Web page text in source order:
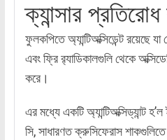
ক্যান্সার
ফুলকপিতে অ্যান্টিঅক্সিডেন্ট রয়েছে
এবং ফ্রি র‌্যাডিকালগুলি থেকে
করে।
এর মধ্যে একটি অ্যান্টিঅক্সিড্যান্ট
সি, সাধারণত ক্রুসিফেরাস